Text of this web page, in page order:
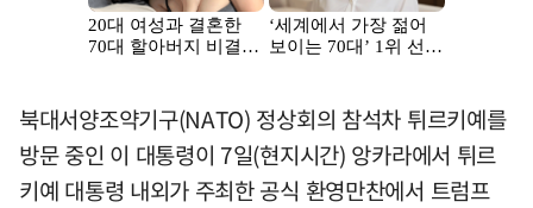
북대서양조약기구(NATO) 정상회의 참석차 튀르키예를
방문 중인 이 대통령이 7일(현지시간) 앙카라에서 튀르
키예 대통령 내외가 주최한 공식 환영만찬에서 트럼프